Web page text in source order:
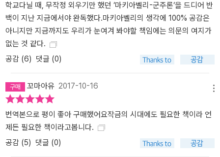
학교다닐 때, 무작정 외우기만 했던 ‘마키아벨리-군주론‘을 드디어 반
백이 지난 지금에서야 완독했다.마키아벨리의 생각에 100% 공감은
아니지만 지금까지도 우리가 눈여겨 봐야할 책임에는 의문의 여지가
없는 것 같다.
공감 (6) 댓글 (0)
꼬마아유 2017-10-16
번역본으로 평이 좋아 구매했어요작금의 시대에도 필요한 책이라 언
제든 필요한 책이라고봅니다.
공감 (5) 댓글 (0)